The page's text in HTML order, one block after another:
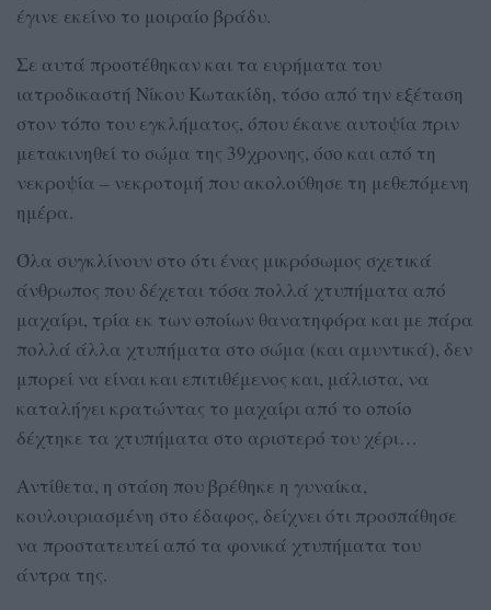
έγινε εκείνο το μοιραίο βράδυ.
Σε αυτά προστέθηκαν και τα ευρήματα του
ιατροδικαστή Νίκου Κωτακίδη, τόσο από την εξέταση
στον τόπο του εγκλήματος, όπου έκανε αυτοψία πριν
μετακινηθεί το σώμα της 39χρονης, όσο και από τη
νεκροψία – νεκροτομή που ακολούθησε τη μεθεπόμενη
ημέρα.
Όλα συγκλίνουν στο ότι ένας μικρόσωμος σχετικά
άνθρωπος που δέχεται τόσα πολλά χτυπήματα από
μαχαίρι, τρία εκ των οποίων θανατηφόρα και με πάρα
πολλά άλλα χτυπήματα στο σώμα (και αμυντικά), δεν
μπορεί να είναι και επιτιθέμενος και, μάλιστα, να
καταλήγει κρατώντας το μαχαίρι από το οποίο
δέχτηκε τα χτυπήματα στο αριστερό του χέρι…
Αντίθετα, η στάση που βρέθηκε η γυναίκα,
κουλουριασμένη στο έδαφος, δείχνει ότι προσπάθησε
να προστατευτεί από τα φονικά χτυπήματα του
άντρα της.